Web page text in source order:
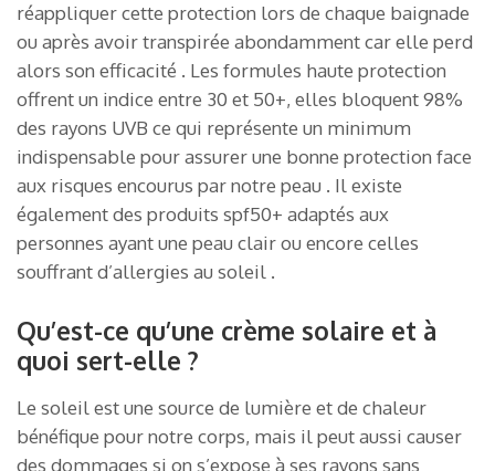
réappliquer cette protection lors de chaque baignade
ou après avoir transpirée abondamment car elle perd
alors son efficacité . Les formules haute protection
offrent un indice entre 30 et 50+, elles bloquent 98%
des rayons UVB ce qui représente un minimum
indispensable pour assurer une bonne protection face
aux risques encourus par notre peau . Il existe
également des produits spf50+ adaptés aux
personnes ayant une peau clair ou encore celles
souffrant d’allergies au soleil .
Qu’est-ce qu’une crème solaire et à
quoi sert-elle ?
Le soleil est une source de lumière et de chaleur
bénéfique pour notre corps, mais il peut aussi causer
des dommages si on s’expose à ses rayons sans